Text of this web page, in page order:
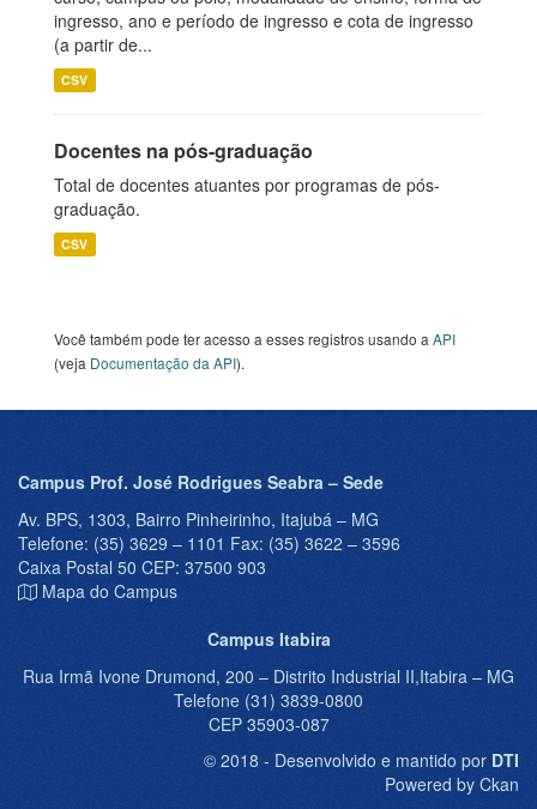
ingresso, ano e período de ingresso e cota de ingresso
(a partir de...
CSV
Docentes na pós-graduação
Total de docentes atuantes por programas de pós-
graduação.
CSV
Você também pode ter acesso a esses registros usando a API
(veja Documentação da API).
Campus Prof. José Rodrigues Seabra – Sede
Av. BPS, 1303, Bairro Pinheirinho, Itajubá – MG
Telefone: (35) 3629 – 1101 Fax: (35) 3622 – 3596
Caixa Postal 50 CEP: 37500 903
Mapa do Campus
Campus Itabira
Rua Irmã Ivone Drumond, 200 – Distrito Industrial II,Itabira – MG
Telefone (31) 3839-0800
CEP 35903-087
© 2018 - Desenvolvido e mantido por DTI
Powered by Ckan